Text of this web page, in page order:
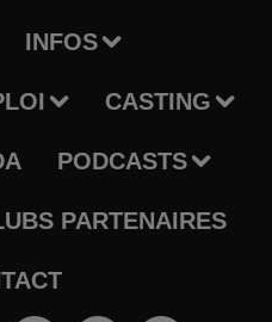
INFOS
CASTING
PODCASTS
PARTENAIRES